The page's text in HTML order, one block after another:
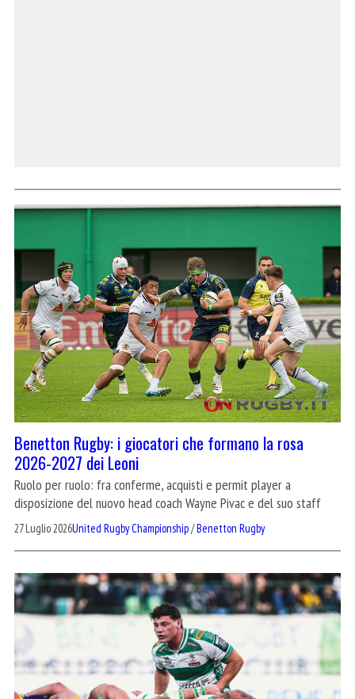
Benetton Rugby: i giocatori che formano la rosa
2026-2027 dei Leoni
Ruolo per ruolo: fra conferme, acquisti e permit player a
disposizione del nuovo head coach Wayne Pivac e del suo staff
27 Luglio 2026United Rugby Championship/Benetton Rugby